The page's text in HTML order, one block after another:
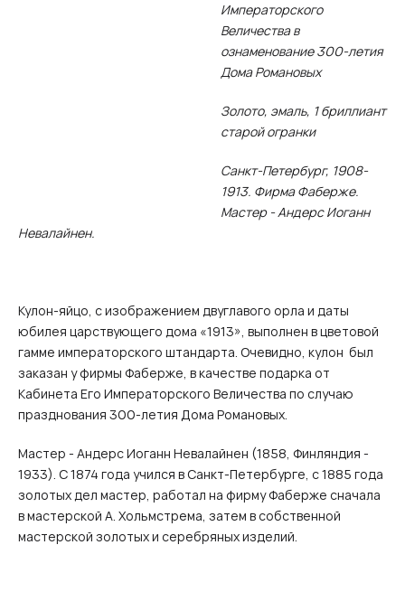
Императорского
Величества в
ознаменование 300-летия
Дома Романовых
Золото, эмаль, 1 бриллиант
старой огранки
Санкт-Петербург, 1908-
1913. Фирма Фаберже.
Мастер - Андерс Иоганн
Невалайнен.
Кулон-яйцо, с изображением двуглавого орла и даты
юбилея царствующего дома «1913», выполнен в цветовой
гамме императорского штандарта. Очевидно, кулон был
заказан у фирмы Фаберже, в качестве подарка от
Кабинета Его Императорского Величества по случаю
празднования 300-летия Дома Романовых.
Мастер - Андерс Иоганн Невалайнен (1858, Финляндия -
1933). С 1874 года учился в Санкт-Петербурге, с 1885 года
золотых дел мастер, работал на фирму Фаберже сначала
в мастерской А. Хольмстрема, затем в собственной
мастерской золотых и серебряных изделий.